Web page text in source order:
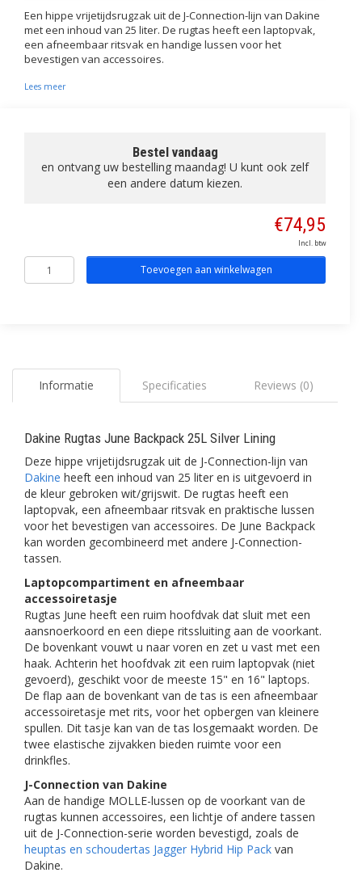
Een hippe vrijetijdsrugzak uit de J-Connection-lijn van Dakine
met een inhoud van 25 liter. De rugtas heeft een laptopvak,
een afneembaar ritsvak en handige lussen voor het
bevestigen van accessoires.
Lees meer
Bestel vandaag
en ontvang uw bestelling maandag! U kunt ook zelf
een andere datum kiezen.
€74,95
Incl. btw
Toevoegen aan winkelwagen
Informatie Specificaties Reviews (0)
Dakine Rugtas June Backpack 25L Silver Lining
Deze hippe vrijetijdsrugzak uit de J-Connection-lijn van
Dakine heeft een inhoud van 25 liter en is uitgevoerd in
de kleur gebroken wit/grijswit. De rugtas heeft een
laptopvak, een afneembaar ritsvak en praktische lussen
voor het bevestigen van accessoires. De June Backpack
kan worden gecombineerd met andere J-Connection-
tassen.
Laptopcompartiment en afneembaar
accessoiretasje
Rugtas June heeft een ruim hoofdvak dat sluit met een
aansnoerkoord en een diepe ritssluiting aan de voorkant.
De bovenkant vouwt u naar voren en zet u vast met een
haak. Achterin het hoofdvak zit een ruim laptopvak (niet
gevoerd), geschikt voor de meeste 15" en 16" laptops.
De flap aan de bovenkant van de tas is een afneembaar
accessoiretasje met rits, voor het opbergen van kleinere
spullen. Dit tasje kan van de tas losgemaakt worden. De
twee elastische zijvakken bieden ruimte voor een
drinkfles.
J-Connection van Dakine
Aan de handige MOLLE-lussen op de voorkant van de
rugtas kunnen accessoires, een lichtje of andere tassen
uit de J-Connection-serie worden bevestigd, zoals de
heuptas en schoudertas Jagger Hybrid Hip Pack van
Dakine.